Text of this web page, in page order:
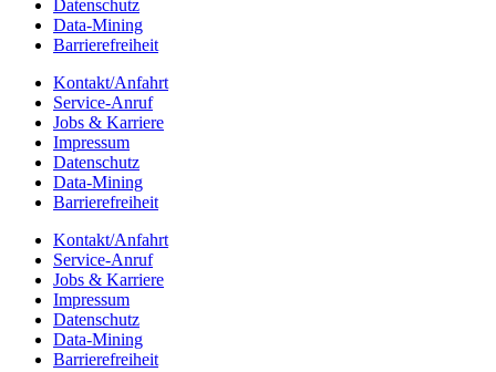
Daten­schutz
Data-Mining
Barrie­re­frei­heit
Kontakt/​​Anfahrt
Service-Anruf
Jobs & Karriere
Impres­sum
Daten­schutz
Data-Mining
Barrie­re­frei­heit
Kontakt/​​Anfahrt
Service-Anruf
Jobs & Karriere
Impres­sum
Daten­schutz
Data-Mining
Barrie­re­frei­heit